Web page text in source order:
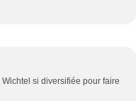
si diversifiée pour faire